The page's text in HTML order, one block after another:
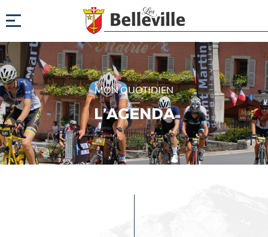
MON QUOTIDIEN
L’AGENDA